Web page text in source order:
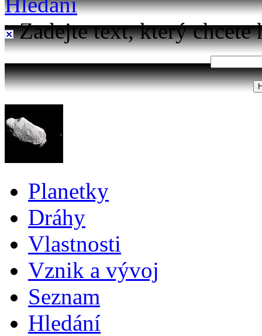
Zadejte text, který chcete
Planetky
Dráhy
Vlastnosti
Vznik a vývoj
Seznam
Hledání